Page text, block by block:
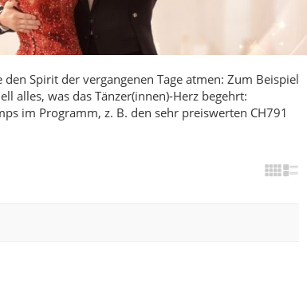
Spirit der vergangenen Tage atmen: Zum Beispiel
alles, was das Tänzer(innen)-Herz begehrt:
im Programm, z. B. den sehr preiswerten CH791